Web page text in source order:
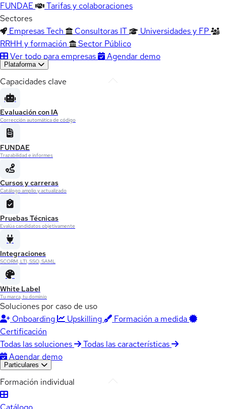
FUNDAE
Tarifas y colaboraciones
Sectores
Empresas Tech
Consultoras IT
Universidades y FP
RRHH y formación
Sector Público
Ver todo para empresas
Agendar demo
Plataforma
Capacidades clave
Evaluación con IA
Corrección automática de código
FUNDAE
Trazabilidad e informes
Cursos y carreras
Catálogo amplio y actualizado
Pruebas Técnicas
Evalúa candidatos objetivamente
Integraciones
SCORM, LTI, SSO, SAML
White Label
Tu marca, tu dominio
Soluciones por caso de uso
Onboarding
Upskilling
Formación a medida
Certificación
Todas las soluciones
Todas las características
Agendar demo
Particulares
Formación individual